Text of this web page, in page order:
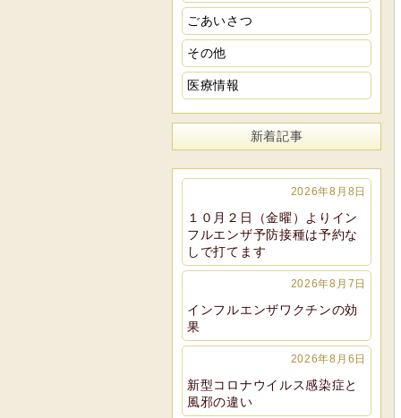
ごあいさつ
その他
医療情報
新着記事
2026年8月8日
１０月２日（金曜）よりイン
フルエンザ予防接種は予約な
しで打てます
2026年8月7日
インフルエンザワクチンの効
果
2026年8月6日
新型コロナウイルス感染症と
風邪の違い